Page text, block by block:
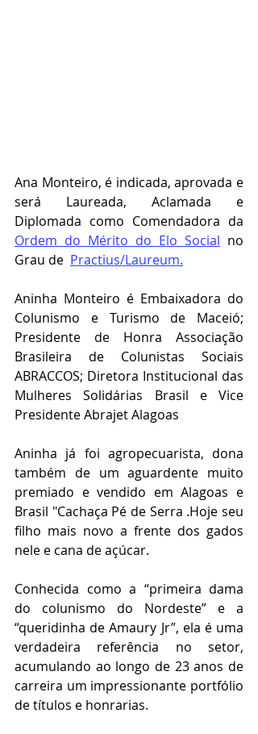
Ana Monteiro, é indicada, aprovada e
será Laureada, Aclamada e
Ordem do Mérito do Elo Social no
Grau de Practius/Laureum.
Aninha Monteiro é Embaixadora do
Colunismo e Turismo de Maceió;
Presidente de Honra Associação
Brasileira de Colunistas Sociais
ABRACCOS; Diretora Institucional das
Mulheres Solidárias Brasil e Vice
Presidente Abrajet Alagoas
Aninha já foi agropecuarista, dona
também de um aguardente muito
premiado e vendido em Alagoas e
Brasil "Cachaça Pé de Serra .Hoje seu
filho mais novo a frente dos gados
nele e cana de açúcar.
Conhecida como a “primeira dama
do colunismo do Nordeste” e a
“queridinha de Amaury Jr”, ela é uma
verdadeira referência no setor,
acumulando ao longo de 23 anos de
carreira um impressionante portfólio
de títulos e honrarias.